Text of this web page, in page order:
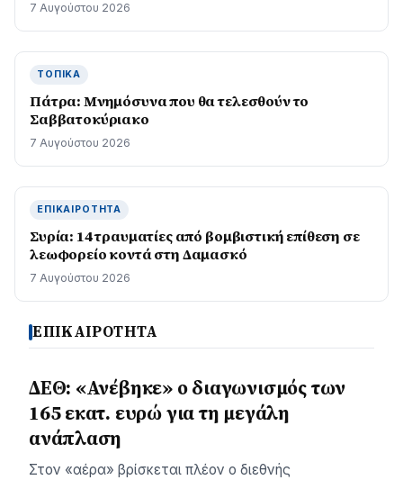
7 Αυγούστου 2026
ΤΟΠΙΚΆ
Πάτρα: Μνημόσυνα που θα τελεσθούν το
Σαββατοκύριακο
7 Αυγούστου 2026
ΕΠΙΚΑΙΡΌΤΗΤΑ
Συρία: 14 τραυματίες από βομβιστική επίθεση σε
λεωφορείο κοντά στη Δαμασκό
7 Αυγούστου 2026
ΕΠΙΚΑΙΡΟΤΗΤΑ
ΔΕΘ: «Ανέβηκε» ο διαγωνισμός των
165 εκατ. ευρώ για τη μεγάλη
ανάπλαση
Στον «αέρα» βρίσκεται πλέον ο διεθνής